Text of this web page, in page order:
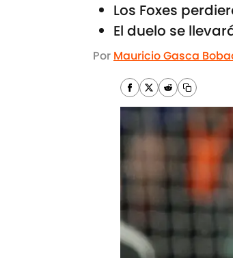
Los Foxes
El duelo se
Por Mauricio Gasca